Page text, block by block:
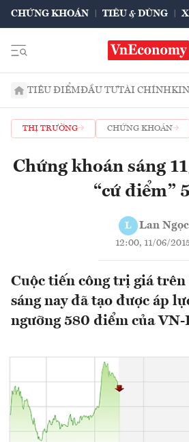
CHỨNG KHOÁN TIÊU & DÙNG
TIÊU ĐIỂMĐẦU TƯTÀI CHÍNH
THỊ TRƯỜNG CHỨNG KHOÁN
Chứng khoán sáng
“cứ điểm”
L Lan Ngọc
12:00, 11/06/2015
Cuộc tiến công trị giá
sáng nay đã tạo được áp
ngưỡng 580 điểm của